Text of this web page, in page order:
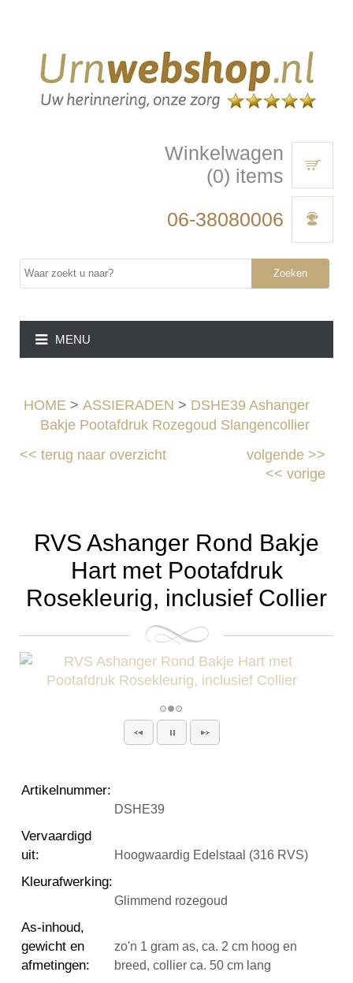
Winkelwagen
(0) items
06-38080006
Zoeken
MENU
HOME > ASSIERADEN > DSHE39 Ashanger
Bakje Pootafdruk Rozegoud Slangencollier
<<terug naar overzicht volgende>>
<< vorige
RVS Ashanger Rond Bakje
Hart met Pootafdruk
Rosekleurig, inclusief Collier
Artikelnummer:
DSHE39
Vervaardigd
uit: Hoogwaardig Edelstaal (316 RVS)
Kleurafwerking:
Glimmend rozegoud
As-inhoud,
gewicht en
afmetingen:
zo'n 1 gram as, ca. 2 cm hoog en
breed, collier ca. 50 cm lang